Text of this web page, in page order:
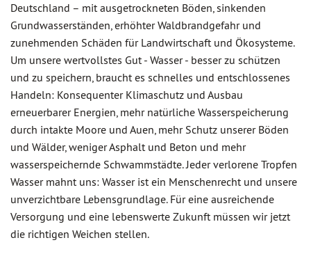
Deutschland – mit ausgetrockneten Böden, sinkenden
Grundwasserständen, erhöhter Waldbrandgefahr und
zunehmenden Schäden für Landwirtschaft und Ökosysteme.
Um unsere wertvollstes Gut - Wasser - besser zu schützen
und zu speichern, braucht es schnelles und entschlossenes
Handeln: Konsequenter Klimaschutz und Ausbau
erneuerbarer Energien, mehr natürliche Wasserspeicherung
durch intakte Moore und Auen, mehr Schutz unserer Böden
und Wälder, weniger Asphalt und Beton und mehr
wasserspeichernde Schwammstädte. Jeder verlorene Tropfen
Wasser mahnt uns: Wasser ist ein Menschenrecht und unsere
unverzichtbare Lebensgrundlage. Für eine ausreichende
Versorgung und eine lebenswerte Zukunft müssen wir jetzt
die richtigen Weichen stellen.